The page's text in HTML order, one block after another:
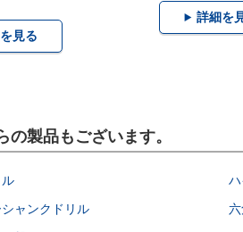
見る
詳細を
製品もございます。
ャンクドリル